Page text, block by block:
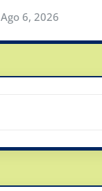
Ago 6, 2026